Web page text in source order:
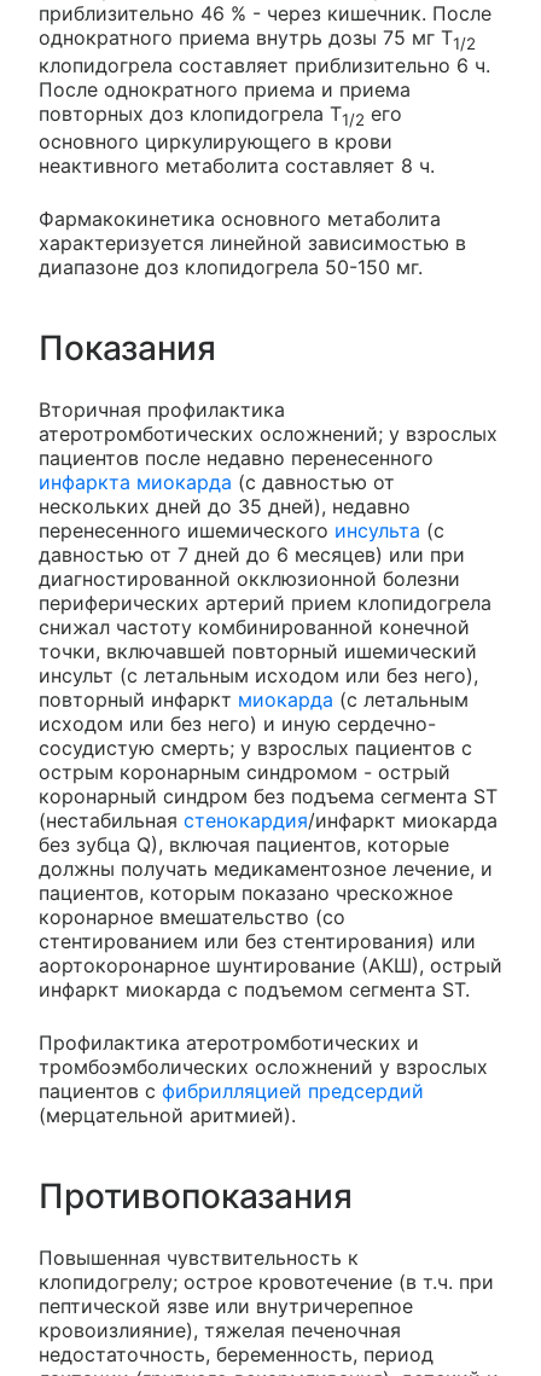
приблизительно 46 % - через кишечник. После
однократного приема внутрь дозы 75 мг Т1/2
клопидогрела составляет приблизительно 6 ч.
После однократного приема и приема
повторных доз клопидогрела Т1/2 его
основного циркулирующего в крови
неактивного метаболита составляет 8 ч.
Фармакокинетика основного метаболита
характеризуется линейной зависимостью в
диапазоне доз клопидогрела 50-150 мг.
Показания
Вторичная профилактика
атеротромботических осложнений; у взрослых
пациентов после недавно перенесенного
инфаркта миокарда (с давностью от
нескольких дней до 35 дней), недавно
перенесенного ишемического инсульта (с
давностью от 7 дней до 6 месяцев) или при
диагностированной окклюзионной болезни
периферических артерий прием клопидогрела
снижал частоту комбинированной конечной
точки, включавшей повторный ишемический
инсульт (с летальным исходом или без него),
повторный инфаркт миокарда (с летальным
исходом или без него) и иную сердечно-
сосудистую смерть; у взрослых пациентов с
острым коронарным синдромом - острый
коронарный синдром без подъема сегмента ST
(нестабильная стенокардия/инфаркт миокарда
без зубца Q), включая пациентов, которые
должны получать медикаментозное лечение, и
пациентов, которым показано чрескожное
коронарное вмешательство (со
стентированием или без стентирования) или
аортокоронарное шунтирование (АКШ), острый
инфаркт миокарда с подъемом сегмента ST.
Профилактика атеротромботических и
тромбоэмболических осложнений у взрослых
пациентов с фибрилляцией предсердий
(мерцательной аритмией).
Противопоказания
Повышенная чувствительность к
клопидогрелу; острое кровотечение (в т.ч. при
пептической язве или внутричерепное
кровоизлияние), тяжелая печеночная
недостаточность, беременность, период